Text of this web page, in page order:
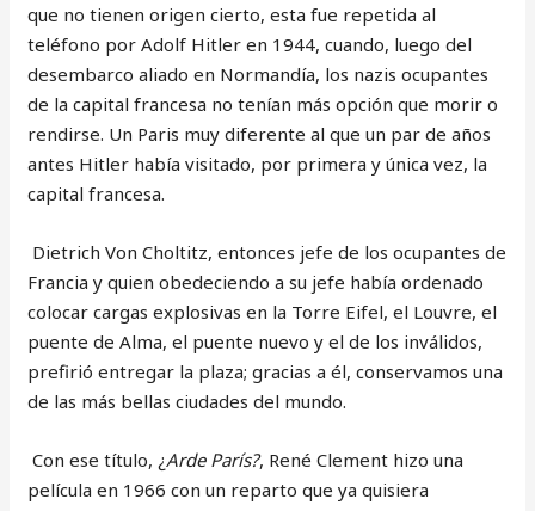
que no tienen origen cierto, esta fue repetida al
teléfono por Adolf Hitler en 1944, cuando, luego del
desembarco aliado en Normandía, los nazis ocupantes
de la capital francesa no tenían más opción que morir o
rendirse. Un Paris muy diferente al que un par de años
antes Hitler había visitado, por primera y única vez, la
capital francesa.
Dietrich Von Choltitz, entonces jefe de los ocupantes de
Francia y quien obedeciendo a su jefe había ordenado
colocar cargas explosivas en la Torre Eifel, el Louvre, el
puente de Alma, el puente nuevo y el de los inválidos,
prefirió entregar la plaza; gracias a él, conservamos una
de las más bellas ciudades del mundo.
Con ese título, ¿Arde París?, René Clement hizo una
película en 1966 con un reparto que ya quisiera